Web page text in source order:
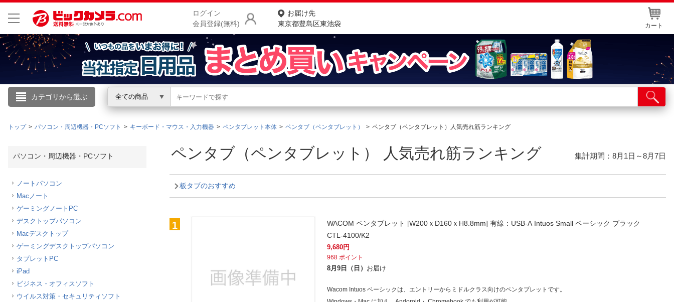
ログイン
会員登録(無料)
お届け先
東京都豊島区東池袋
カート
カテゴリから選ぶ 全ての商品
こんにちは
ログイン
商品をさがす
ランキングからさがす
カテゴリ一覧からさがす
よくある質問・お問合せ
店舗サービス
ネット取り置き
ポイントカードWEB登録
店舗情報・店舗一覧
法人窓口
English / 中文
トップ パソコン・周辺機器・PCソフト キーボード・マウス・入力機器 ペンタブレット本体 ペンタブ（ペンタブレット） ペンタブ（ペンタブレット）人気売れ筋ランキング
パソコン・周辺機器・PCソフト
ノートパソコン
Macノート
ゲーミングノートPC
デスクトップパソコン
Macデスクトップ
ゲーミングデスクトップパソコン
タブレットPC
iPad
ビジネス・オフィスソフト
ウイルス対策・セキュリティソフト
集計期間：8月1日～8月7日
ペンタブ（ペンタブレット） 人気売れ筋ランキング
板タブのおすすめ
1
WACOM ペンタブレット [W200ｘD160ｘH8.8mm] 有線：USB-A Intuos Small ベーシック ブラック
CTL-4100/K2
9,680円
968 ポイント
8月9日（日） お届け
Wacom Intuos ベーシックは、エントリーからミドルクラス向けのペンタブレットです。